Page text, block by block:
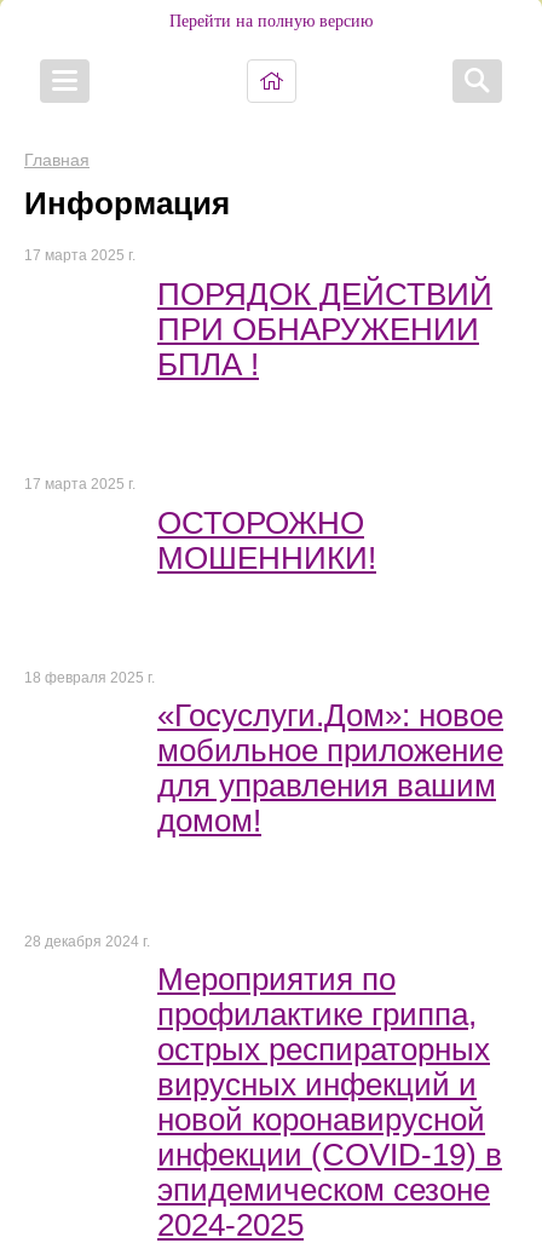
Перейти на полную версию
Главная
Информация
17 марта 2025 г.
ПОРЯДОК ДЕЙСТВИЙ
ПРИ ОБНАРУЖЕНИИ
БПЛА !
17 марта 2025 г.
ОСТОРОЖНО
МОШЕННИКИ!
18 февраля 2025 г.
«Госуслуги.Дом»: новое
мобильное приложение
для управления вашим
домом!
28 декабря 2024 г.
Мероприятия по
профилактике гриппа,
острых респираторных
вирусных инфекций и
новой коронавирусной
инфекции (COVID-19) в
эпидемическом сезоне
2024-2025